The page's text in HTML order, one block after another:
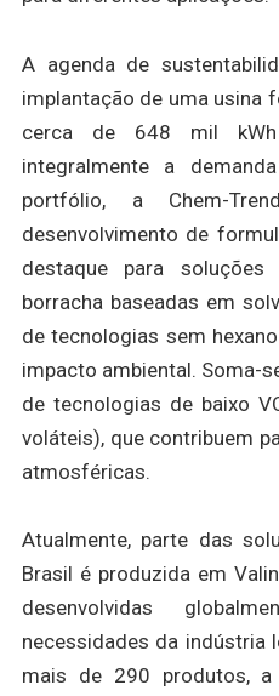
A agenda de
implantação de uma usina
cerca de 648 mil kWh
integralmente a
portfólio, a Chem-
desenvolvimento de
destaque para
borracha baseadas em
de tecnologias sem
impacto ambiental. Soma-
de tecnologias de baixo
voláteis), que contribuem
atmosféricas.
Atualmente, parte das
Brasil é produzida em
desenvolvidas
necessidades da indústria
mais de 290 produtos, a